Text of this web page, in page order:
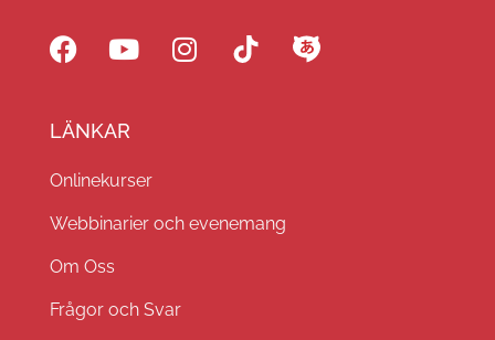
LÄNKAR
Onlinekurser
Webbinarier och evenemang
Om Oss
Frågor och Svar